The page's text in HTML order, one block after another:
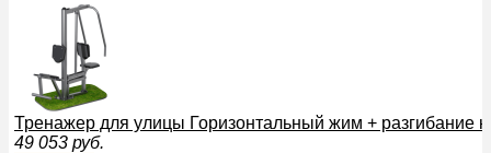
Тренажер для улицы Горизонтальный жим + разгибание
49 053 руб.